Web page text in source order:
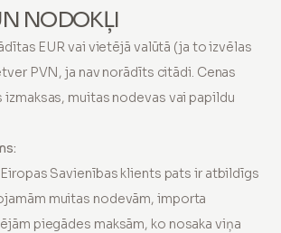
NODOKĻI
EUR vai vietējā valūtā (ja to izvēlas
PVN, ja nav norādīts citādi. Cenas
muitas nodevas vai papildu
Savienības klients pats ir atbildīgs
muitas nodevām, importa
piegādes maksām, ko nosaka viņa